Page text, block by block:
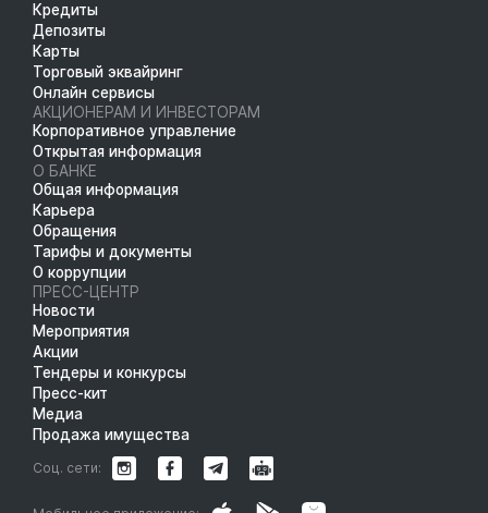
Кредиты
Депозиты
Карты
Торговый эквайринг
Онлайн сервисы
АКЦИОНЕРАМ И ИНВЕСТОРАМ
Корпоративное управление
Открытая информация
О БАНКЕ
Общая информация
Карьера
Обращения
Тарифы и документы
О коррупции
ПРЕСС-ЦЕНТР
Новости
Мероприятия
Акции
Тендеры и конкурсы
Пресс-кит
Медиа
Продажа имущества
Соц. сети: